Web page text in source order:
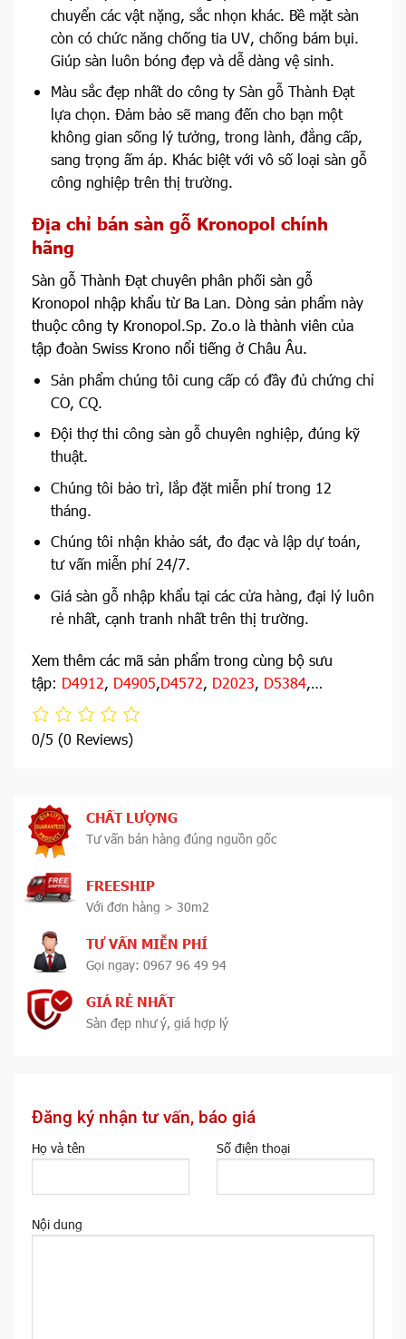
chuyển các vật nặng, sắc nhọn khác. Bề mặt sàn
còn có chức năng chống tia UV, chống bám bụi.
Giúp sàn luôn bóng đẹp và dễ dàng vệ sinh.
Màu sắc đẹp nhất do công ty Sàn gỗ Thành Đạt
lựa chọn. Đảm bảo sẽ mang đến cho bạn một
không gian sống lý tưởng, trong lành, đẳng cấp,
sang trọng ấm áp. Khác biệt với vô số loại sàn gỗ
công nghiệp trên thị trường.
Địa chỉ bán sàn gỗ Kronopol chính
hãng
Sàn gỗ Thành Đạt chuyên phân phối sàn gỗ
Kronopol nhập khẩu từ Ba Lan. Dòng sản phẩm này
thuộc công ty Kronopol.Sp. Zo.o là thành viên của
tập đoàn Swiss Krono nổi tiếng ở Châu Âu.
Sản phẩm chúng tôi cung cấp có đầy đủ chứng chỉ
CO, CQ.
Đội thợ thi công sàn gỗ chuyên nghiệp, đúng kỹ
thuật.
Chúng tôi bảo trì, lắp đặt miễn phí trong 12
tháng.
Chúng tôi nhận khảo sát, đo đạc và lập dự toán,
tư vấn miễn phí 24/7.
Giá sàn gỗ nhập khẩu tại các cửa hàng, đại lý luôn
rẻ nhất, cạnh tranh nhất trên thị trường.
Xem thêm các mã sản phẩm trong cùng bộ sưu
tập: D4912, D4905,D4572, D2023, D5384,…
0/5 (0 Reviews)
CHẤT LƯỢNG
Tư vấn bán hàng đúng nguồn gốc
FREESHIP
Với đơn hàng > 30m2
TƯ VẤN MIỄN PHÍ
Gọi ngay: 0967 96 49 94
GIÁ RẺ NHẤT
Sàn đẹp như ý, giá hợp lý
Đăng ký nhận tư vấn, báo giá
Họ và tên Số điện thoại
Nội dung